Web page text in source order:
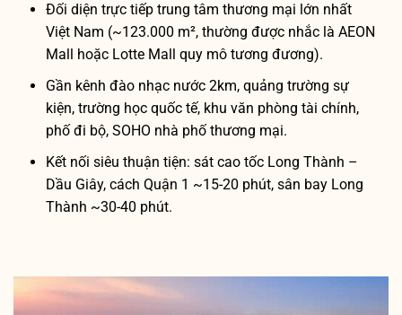
Đối diện trực tiếp trung tâm thương mại lớn nhất
Việt Nam (~123.000 m², thường được nhắc là AEON
Mall hoặc Lotte Mall quy mô tương đương).
Gần kênh đào nhạc nước 2km, quảng trường sự
kiện, trường học quốc tế, khu văn phòng tài chính,
phố đi bộ, SOHO nhà phố thương mại.
Kết nối siêu thuận tiện: sát cao tốc Long Thành –
Dầu Giây, cách Quận 1 ~15-20 phút, sân bay Long
Thành ~30-40 phút.